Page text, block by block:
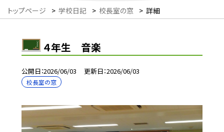
トップページ > 学校日記 > 校長室の窓 > 詳細
４年生 音楽
公開日 2026/06/03 更新日 2026/06/03
校長室の窓